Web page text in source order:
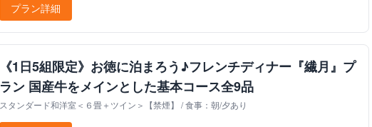
プラン詳細
《1日5組限定》お徳に泊まろう♪フレンチディナー『繊月』プ
ラン 国産牛をメインとした基本コース全9品
スタンダード和洋室＜６畳＋ツイン＞【禁煙】 / 食事：朝/夕あり